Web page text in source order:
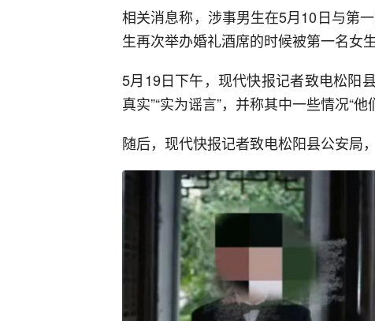
相关消息称，涉事男生在5月10日与第
生再次举办婚礼酒席的时候被第一名女生
5月19日下午，现代快报记者致电松阳
真实”“实为谣言”，并称其中一些情况“他
随后，现代快报记者致电松阳县公安局